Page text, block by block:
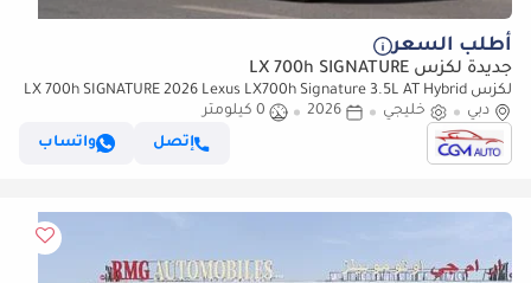
أطلب السعر
جديدة لكزس LX 700h SIGNATURE
لكزس LX 700h SIGNATURE 2026 Lexus LX700h Signature 3.5L AT Hybrid
07 Seaters With auto parking (Black)
دبي خليجي 2026
0 كيلومتر
إتصل
واتساب